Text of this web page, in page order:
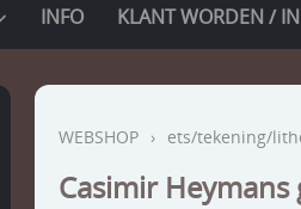
INFO KLANT WORDEN /
WEBSHOP › ets/tekening/
Casimir